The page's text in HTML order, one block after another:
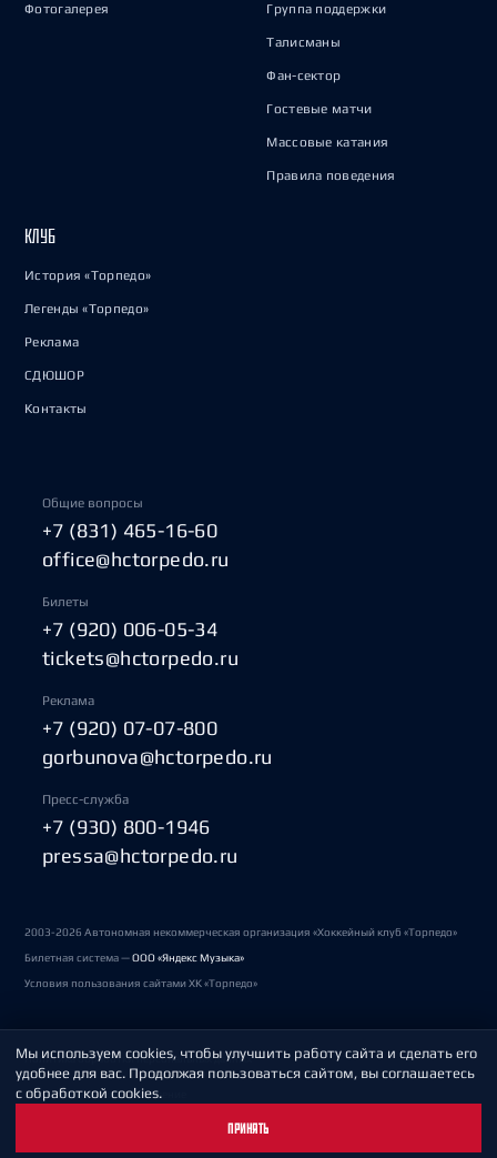
Фотогалерея Группа поддержки
Талисманы
Фан-сектор
Гостевые матчи
Массовые катания
Правила поведения
КЛУБ
История «Торпедо»
Легенды «Торпедо»
Реклама
СДЮШОР
Контакты
Общие вопросы
+7 (831) 465-16-60
office@hctorpedo.ru
Билеты
+7 (920) 006-05-34
tickets@hctorpedo.ru
Реклама
+7 (920) 07-07-800
gorbunova@hctorpedo.ru
Пресс-служба
+7 (930) 800-1946
pressa@hctorpedo.ru
2003-2026 Автономная некоммерческая организация «Хоккейный клуб «Торпедо»
Билетная система —ООО «Яндекс Музыка»
Условия пользования сайтами ХК «Торпедо»
Политика обработки персональных данных
Пользовательское соглашение
Мы используем cookies, чтобы улучшить работу сайта и сделать его
удобнее для вас. Продолжая пользоваться сайтом, вы соглашаетесь
с обработкой cookies.
ПРИНЯТЬ